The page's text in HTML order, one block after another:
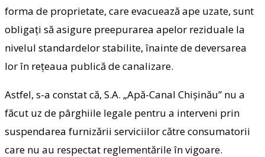
forma de proprietate, care evacuează ape uzate, sunt
obligați să asigure preepurarea apelor reziduale la
nivelul standardelor stabilite, înainte de deversarea
lor în rețeaua publică de canalizare.
Astfel, s-a constat că, S.A. „Apă-Canal Chișinău” nu a
făcut uz de pârghiile legale pentru a interveni prin
suspendarea furnizării serviciilor către consumatorii
care nu au respectat reglementările în vigoare.